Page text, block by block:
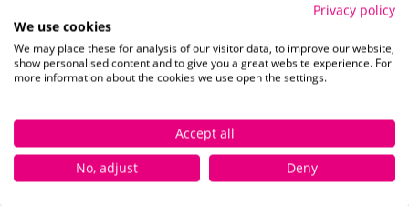
Markenpräsenz erhöhen
um Ihre Verpackungen, Dankeskarten oder
Werbematerialien zu personalisieren. Ein
einzigartiges, gestempeltes Design bleibt im
ab.
Interne Branding-Strategie: Nutzen Sie individuell
gestaltete Stempel für Ihre interne Kommunikation,
um das Zugehörigkeitsgefühl und die
Privacy policy
We use cookies
We may place these for analysis of our visitor data, to improve our website,
show personalised content and to give you a great website experience. For
more information about the cookies we use open the settings.
Accept all
No, adjust
Deny